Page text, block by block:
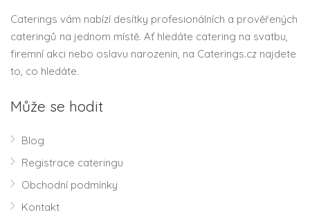
Caterings vám nabízí desítky profesionálních a prověřených
cateringů na jednom místě. Ať hledáte catering na svatbu,
firemní akci nebo oslavu narozenin, na Caterings.cz najdete
to, co hledáte.
Může se hodit
Blog
Registrace cateringu
Obchodní podmínky
Kontakt